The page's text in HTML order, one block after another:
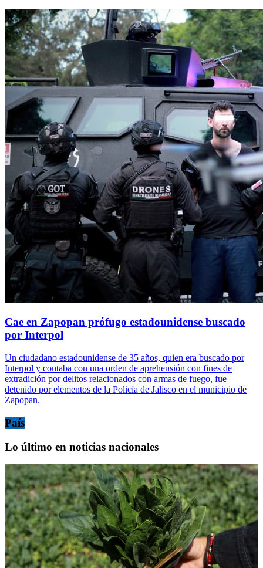
Cae en Zapopan prófugo estadounidense buscado
por Interpol
Un ciudadano estadounidense de 35 años, quien era buscado por
Interpol y contaba con una orden de aprehensión con fines de
extradición por delitos relacionados con armas de fuego, fue
detenido por elementos de la Policía de Jalisco en el municipio de
Zapopan.
País
Lo último en noticias nacionales